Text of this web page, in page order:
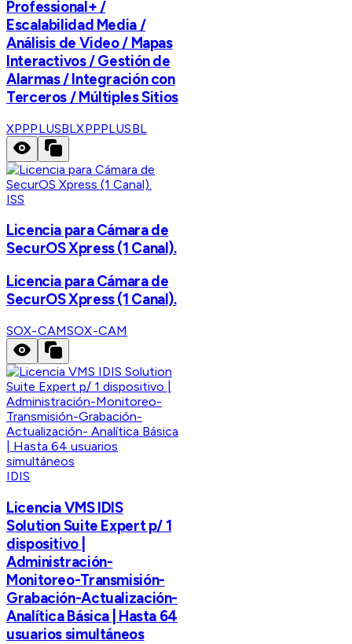
Professional+ /
Escalabilidad Media /
Análisis de Video / Mapas
Interactivos / Gestión de
Alarmas / Integración con
Terceros / Múltiples Sitios
XPPPLUSBLXPPPLUSBL
ISS
Licencia para Cámara de
SecurOS Xpress (1 Canal).
Licencia para Cámara de
SecurOS Xpress (1 Canal).
SOX-CAMSOX-CAM
IDIS
Licencia VMS IDIS
Solution Suite Expert p/ 1
dispositivo |
Administración-
Monitoreo-Transmisión-
Grabación-Actualización-
Analítica Básica | Hasta 64
usuarios simultáneos